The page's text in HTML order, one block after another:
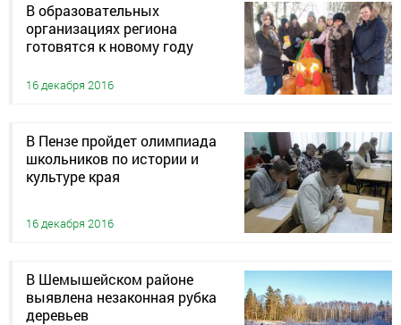
В образовательных
организациях региона
готовятся к новому году
16 декабря 2016
В Пензе пройдет олимпиада
школьников по истории и
культуре края
16 декабря 2016
В Шемышейском районе
выявлена незаконная рубка
деревьев